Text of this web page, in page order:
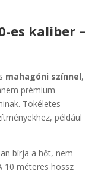
es kaliber –
mahagóni színnel,
prémium
Tökéletes
például
bírja a hőt, nem
10 méteres hossz